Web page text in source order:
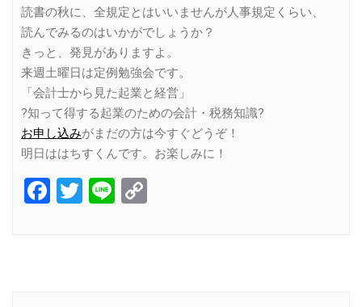
読書の秋に、全規定とはいいませんが人事規定くらい、
読んでみるのはいかがでしょうか？
きっと、発見がありますよ。
来週土曜日は定例勉強会です。
「会計士から見た起業と経営」
?知って得する起業のための会計・税務知識?
お申し込みがまだの方は今すぐどうぞ！
明日ははちすくんです。お楽しみに！
Facebook
Twitter
Line